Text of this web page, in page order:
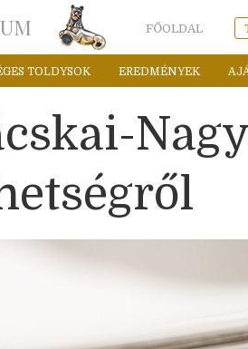
FŐOLDAL
TOLDYSOK EREDMÉNYEK